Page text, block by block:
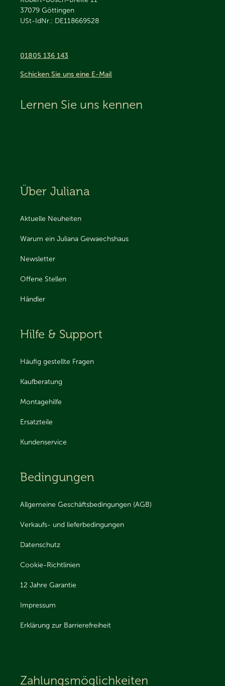
37079 Göttingen
USt-IdNr.: DE118669528
01805 136 143
Schicken Sie uns eine E-Mail
Lernen Sie uns kennen
Über Juliana
Aktuelle Neuheiten
Warum ein Juliana Gewaechshaus
Newsletter
Offene Stellen
Händler
Hilfe & Support
Häufig gestellte Fragen
Kaufberatung
Montagehilfe
Ersatzteile
Kundenservice
Bedingungen
Allgemeine Geschäftsbedingungen (AGB)
Verkaufs- und lieferbedingungen
Datenschutz
Cookie-Richtlinien
12 Jahre Garantie
Impressum
Erklärung zur Barrierefreiheit
Zahlungsmöglichkeiten